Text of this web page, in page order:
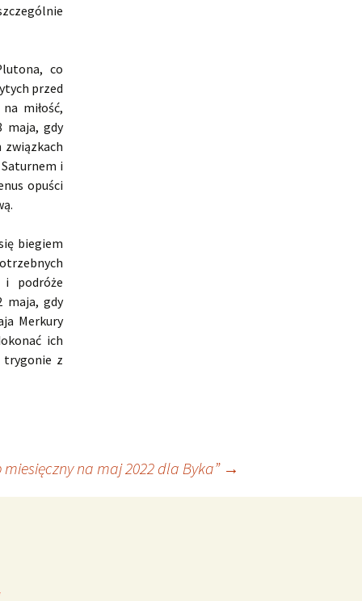
co
przed
miłość,
maja, gdy
związkach
i
opuści
biegiem
i podróże
maja, gdy
Merkury
ich
trygonie z
miesięczny na maj 2022 dla Byka” →